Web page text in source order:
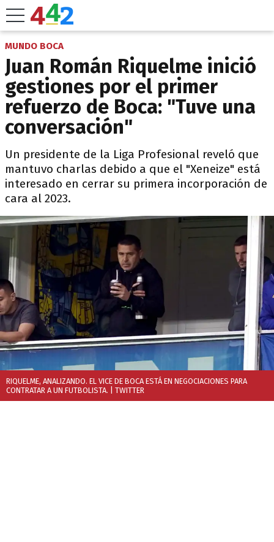
MUNDO BOCA
Juan Román Riquelme inició
gestiones por el primer
refuerzo de Boca: "Tuve una
conversación"
Un presidente de la Liga Profesional reveló que
mantuvo charlas debido a que el "Xeneize" está
interesado en cerrar su primera incorporación de
cara al 2023.
RIQUELME, ANALIZANDO. EL VICE DE BOCA ESTÁ EN NEGOCIACIONES PARA
CONTRATAR A UN FUTBOLISTA. | TWITTER